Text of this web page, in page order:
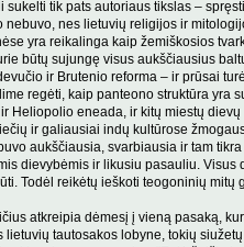
sukelti tik pats autoriaus tikslas –
nebuvo, nes lietuvių religijos ir
yra reikalinga kaip žemiškosios
būtų sujungę visus aukščiausius
ir Brutenio reforma – ir prūsai
regėti, kaip panteono struktūra yra
Heliopolio eneada, ir kitų miestų
ir galiausiai indų kultūrose
aukščiausia, svarbiausia ir tam
dievybėmis ir likusiu pasauliu.
Todėl reikėtų ieškoti teogoninių mitų
atkreipia dėmesį į vieną pasaką,
lietuvių tautosakos lobyne, tokių